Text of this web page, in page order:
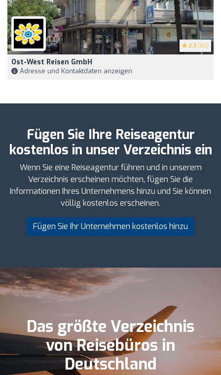
2.3 (86)
Ost-West Reisen GmbH
Adresse und Kontaktdaten anzeigen
Fügen Sie Ihre Reiseagentur
kostenlos in unser Verzeichnis ein
Wenn Sie eine Reiseagentur führen und in unserem
Verzeichnis erscheinen möchten, fügen Sie die
Informationen Ihres Unternehmens hinzu und Sie können
völlig kostenlos erscheinen.
Fügen Sie Ihr Unternehmen kostenlos hinzu
Das größte Verzeichnis
von Reisebüros in
Deutschland